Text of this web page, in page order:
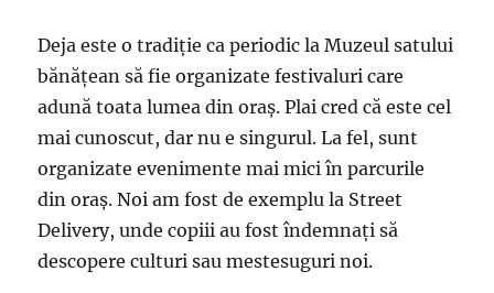
Deja este o tradiție ca periodic la Muzeul satului
bănățean să fie organizate festivaluri care
adună toata lumea din oraș. Plai cred că este cel
mai cunoscut, dar nu e singurul. La fel, sunt
organizate evenimente mai mici în parcurile
din oraș. Noi am fost de exemplu la Street
Delivery, unde copiii au fost îndemnați să
descopere culturi sau mestesuguri noi.